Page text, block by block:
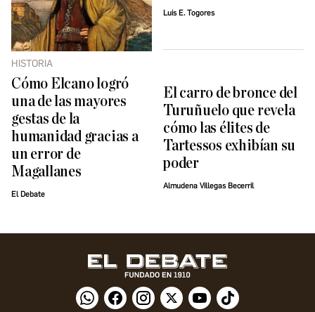
HISTORIA
Cómo Elcano logró
una de las mayores
gestas de la
humanidad gracias a
un error de
Magallanes
El Debate
Luis E. Togores
El carro de bronce del
Turuñuelo que revela
cómo las élites de
Tartessos exhibían su
poder
Almudena Villegas Becerril